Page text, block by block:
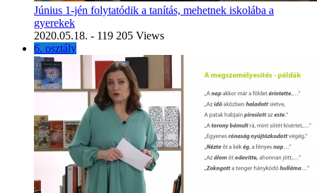
Június 1-jén folytatódik a tanítás, mehetnek iskolába a
gyerekek
2020.05.18. - 119 205 Views
6. osztály